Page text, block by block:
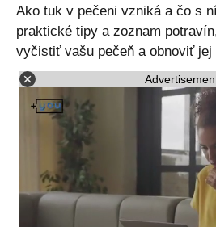
Ako tuk v pečeni vzniká a čo s
praktické tipy a zoznam
vyčistiť vašu pečeň a obnoviť jej